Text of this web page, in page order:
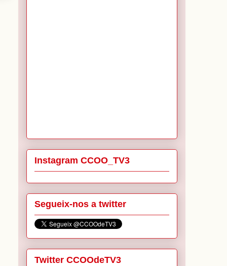
Instagram CCOO_TV3
Segueix-nos a twitter
Twitter CCOOdeTV3